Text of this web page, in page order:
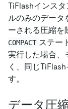
TiFlashインス
ルのみのデータ
ーされる圧縮を
COMPACT ステー
実行した場合、
く、同じ
す。
データ圧